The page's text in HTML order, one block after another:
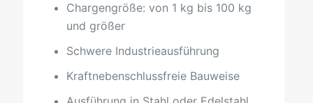
Chargengröße: von 1 kg bis 100 kg
und größer
Schwere Industrieausführung
Kraftnebenschlussfreie Bauweise